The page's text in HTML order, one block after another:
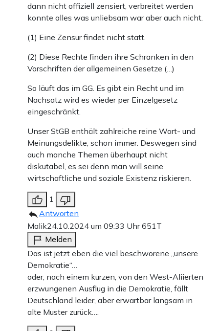
dann nicht offiziell zensiert, verbreitet werden
konnte alles was unliebsam war aber auch nicht.
(1) Eine Zensur findet nicht statt.
(2) Diese Rechte finden ihre Schranken in den
Vorschriften der allgemeinen Gesetze (…)
So läuft das im GG. Es gibt ein Recht und im
Nachsatz wird es wieder per Einzelgesetz
eingeschränkt.
Unser StGB enthält zahlreiche reine Wort- und
Meinungsdelikte, schon immer. Deswegen sind
auch manche Themen überhaupt nicht
diskutabel, es sei denn man will seine
wirtschaftliche und soziale Existenz riskieren.
1
Antworten
Malik24.10.2024 um 09:33 Uhr651T
Melden
Das ist jetzt eben die viel beschworene „unsere
Demokratie“…
oder; nach einem kurzen, von den West-Aliierten
erzwungenen Ausflug in die Demokratie, fällt
Deutschland leider, aber erwartbar langsam in
alte Muster zurück….